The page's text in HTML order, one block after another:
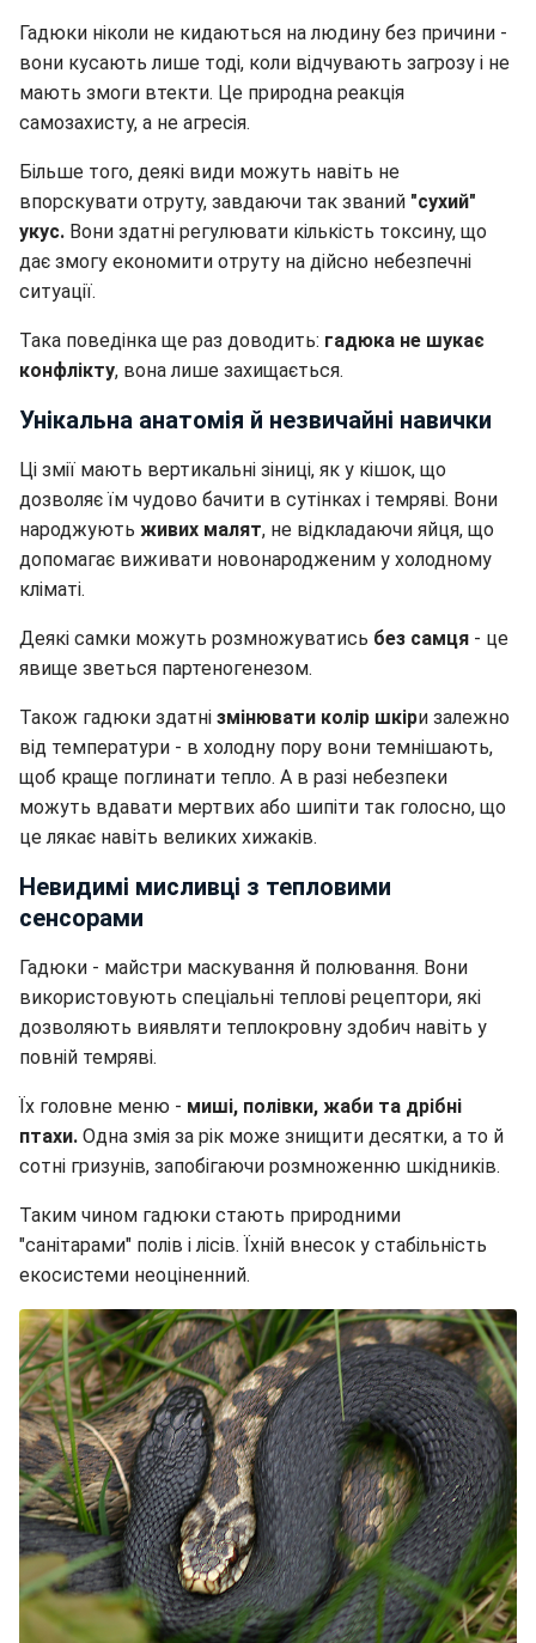
Гадюки ніколи не кидаються на людину без причини -
вони кусають лише тоді, коли відчувають загрозу і не
мають змоги втекти. Це природна реакція
самозахисту, а не агресія.
Більше того, деякі види можуть навіть не
впорскувати отруту, завдаючи так званий "сухий"
укус. Вони здатні регулювати кількість токсину, що
дає змогу економити отруту на дійсно небезпечні
ситуації.
Така поведінка ще раз доводить: гадюка не шукає
конфлікту, вона лише захищається.
Унікальна анатомія й незвичайні навички
Ці змії мають вертикальні зіниці, як у кішок, що
дозволяє їм чудово бачити в сутінках і темряві. Вони
народжують живих малят, не відкладаючи яйця, що
допомагає виживати новонародженим у холодному
кліматі.
Деякі самки можуть розмножуватись без самця - це
явище зветься партеногенезом.
Також гадюки здатні змінювати колір шкіри залежно
від температури - в холодну пору вони темнішають,
щоб краще поглинати тепло. А в разі небезпеки
можуть вдавати мертвих або шипіти так голосно, що
це лякає навіть великих хижаків.
Невидимі мисливці з тепловими
сенсорами
Гадюки - майстри маскування й полювання. Вони
використовують спеціальні теплові рецептори, які
дозволяють виявляти теплокровну здобич навіть у
повній темряві.
Їх головне меню - миші, полівки, жаби та дрібні
птахи. Одна змія за рік може знищити десятки, а то й
сотні гризунів, запобігаючи розмноженню шкідників.
Таким чином гадюки стають природними
"санітарами" полів і лісів. Їхній внесок у стабільність
екосистеми неоціненний.